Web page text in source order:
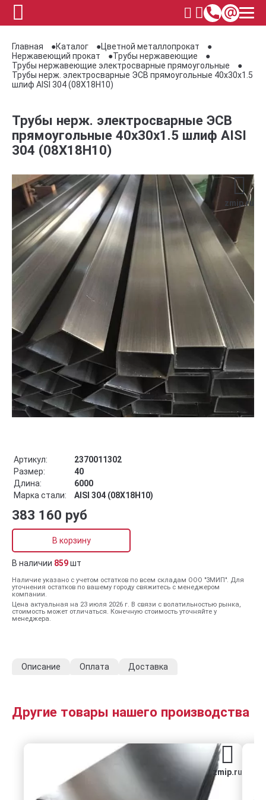
Главная Каталог
Цветной металлопрокат
Нержавеющий прокат
Трубы нержавеющие
Трубы нержавеющие электросварные прямоугольные
Трубы нерж. электросварные ЭСВ прямоугольные 40x30x1.5
шлиф AISI 304 (08Х18Н10)
Трубы нерж. электросварные ЭСВ
прямоугольные 40x30x1.5 шлиф AISI
304 (08Х18Н10)
zmip.ru
Артикул:
2370011302
Размер:
40
Длина:
6000
Марка стали:
AISI 304 (08Х18Н10)
383 160 руб
В корзину
В наличии 859шт
Наличие указано с учетом остатков по всем складам ООО "ЗМИП". Для
уточнения остатков по вашему городу свяжитесь с менеджером
компании.
Цена актуальная на 23 июля 2026 г. В связи с волатильностью рынка,
стоимость может отличаться. Конечную стоимость уточняйте у
менеджера.
Описание Оплата Доставка
Другие товары нашего производства
zmip.ru